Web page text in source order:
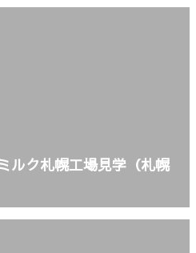
ク札幌工場見学（札幌